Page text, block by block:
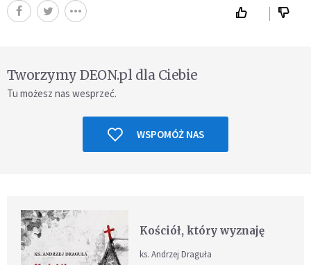
Tworzymy DEON.pl dla Ciebie
Tu możesz nas wesprzeć.
WSPOMÓŻ NAS
Kościół, który wyznaję
ks. Andrzej Draguła